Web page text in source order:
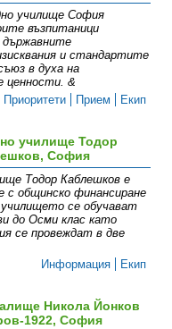
училище София
възпитаници
държавните
и стандартите
в духа на
ценности. &
Прием Екип
училище Тодор
София
Тодор Каблешков е
с общинско финансиране
се обучават
до Осми клас като
се провеждат в две
Информация
Екип
Никола Йонков
1922, София